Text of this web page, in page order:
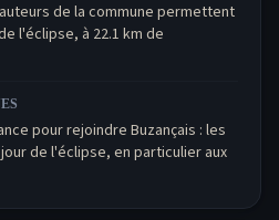
de la commune permettent
l'éclipse, à 22.1 km de
pour rejoindre Buzançais : les
de l'éclipse, en particulier aux